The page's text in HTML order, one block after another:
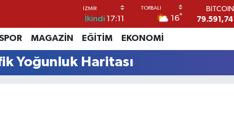
İkindi 17:11 16°
BITCOIN
79.591,74
DOLAR
EURO
MAGAZİN EĞİTİM EKONOMİ
Yoğunluk Haritası